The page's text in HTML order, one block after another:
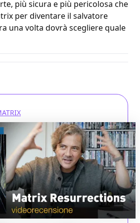
più sicura e più pericolosa che
per diventare il salvatore
una volta dovrà scegliere quale